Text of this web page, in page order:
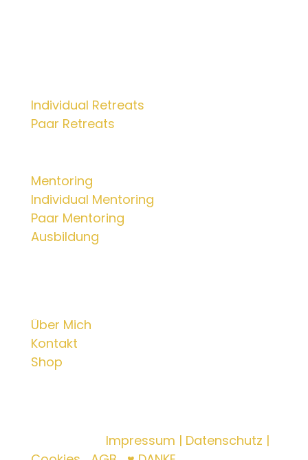
Individual Retreats
Paar Retreats
Mentoring
Individual Mentoring
Paar Mentoring
Ausbildung
Über Mich
Kontakt
Shop
Impressum | Datenschutz |